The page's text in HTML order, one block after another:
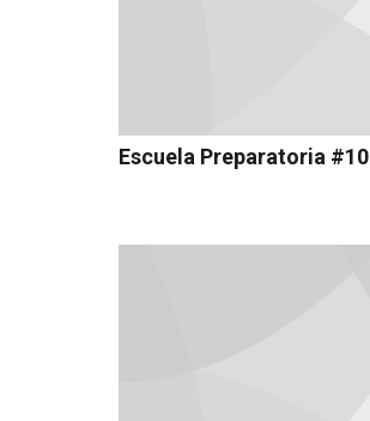
Escuela Preparatoria #10